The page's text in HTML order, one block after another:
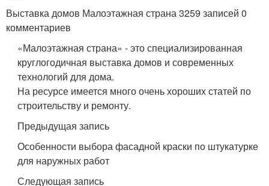
Выставка домов Малоэтажная страна 3259 записей 0
комментариев
«Малоэтажная страна» - это специализированная
круглогодичная выставка домов и современных
технологий для дома.
На ресурсе имеется много очень хороших статей по
строительству и ремонту.
Предыдущая запись
Особенности выбора фасадной краски по штукатурке
для наружных работ
Следующая запись